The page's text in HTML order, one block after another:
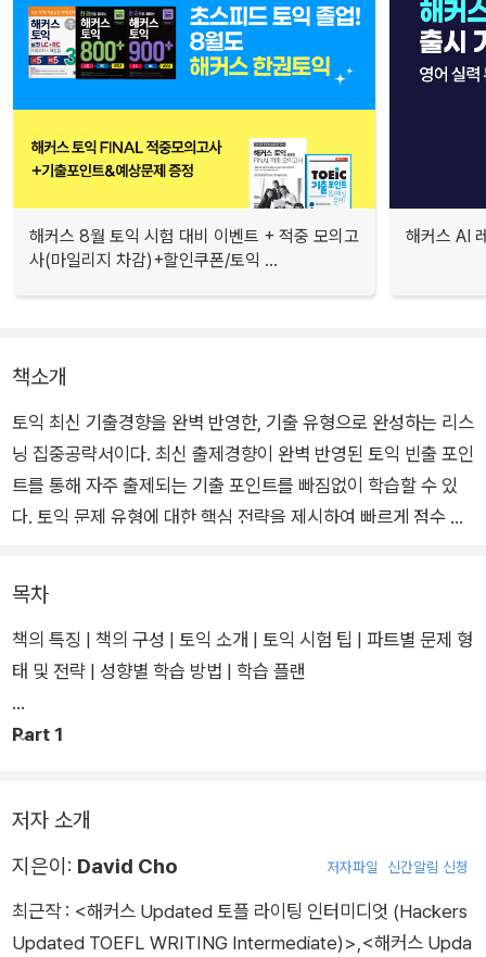
해커스 8월 토익 시험 대비 이벤트 + 적중 모의고
사(마일리지 차감)+할인쿠폰/토익 ...
해커스 AI
책소개
토익 최신 기출경향을 완벽 반영한, 기출 유형으로 완성하는 리스
닝 집중공략서이다. 최신 출제경향이 완벽 반영된 토익 빈출 포인
트를 통해 자주 출제되는 기출 포인트를 빠짐없이 학습할 수 있
다. 토익 문제 유형에 대한 핵심 전략을 제시하여 빠르게 점수 향
를 통해 각 포인트에서 학습한 지식을 바로 적용해보고 기출 포인
트를 학습할 수 있다.
목차
책의 특징 | 책의 구성 | 토익 소개 | 토익 시험 팁 | 파트별 문제 형
태 및 전략 | 성향별 학습 방법 | 학습 플랜
Part 1
저자 소개
지은이: David Cho 저자파일 신간알림 신청
최근작 : <해커스 Updated 토플 라이팅 인터미디엇 (Hackers
Updated TOEFL WRITING Intermediate)>,<해커스 Upda